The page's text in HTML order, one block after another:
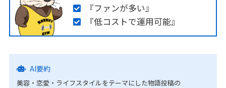
『ファンが多い』
『低コストで運用可能』
AI要約
美容・恋愛・ライフスタイルをテーマにした物語投稿の